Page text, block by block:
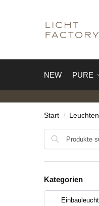
NEW PURE
Start / Leuchten
Kategorien